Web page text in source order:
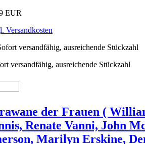
EUR
Versandkosten
versandfähig, ausreichende Stückzahl
der Frauen (
Renate Vanni, John
Marilyn Erskine,